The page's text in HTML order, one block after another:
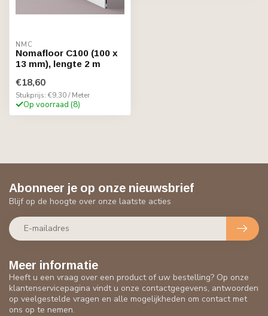
NMC
Nomafloor C100 (100 x
13 mm), lengte 2 m
€18,60
Stukprijs: €9,30 / Meter
Op voorraad (8)
Meer informatie
Heeft u een vraag over een product of uw bestelling? Op onze
klantenservicepagina vindt u onze contactgegevens, antwoorden
op veelgestelde vragen en alle mogelijkheden om contact met
ons op te nemen.
Abonneer je op onze nieuwsbrief
Blijf op de hoogte over onze laatste acties